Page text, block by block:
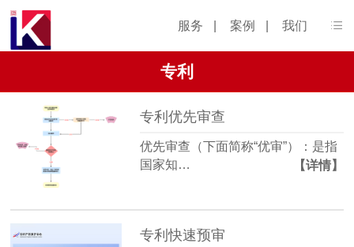
服务 案例 我们
专利
专利优先审查
优先审查（下面简称“优审”）：是指
国家知…
【详情】
专利快速预审